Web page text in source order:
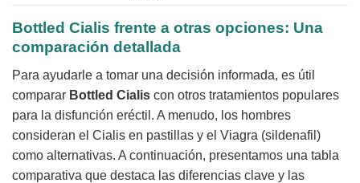
Bottled Cialis frente a otras opciones: Una
comparación detallada
Para ayudarle a tomar una decisión informada, es útil
comparar Bottled Cialis con otros tratamientos populares
para la disfunción eréctil. A menudo, los hombres
consideran el Cialis en pastillas y el Viagra (sildenafil)
como alternativas. A continuación, presentamos una tabla
comparativa que destaca las diferencias clave y las